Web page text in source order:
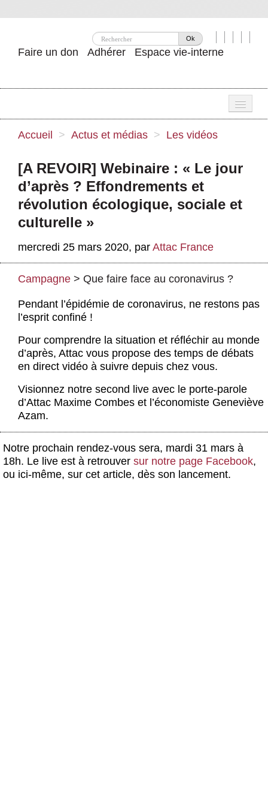
Ok
Faire un don Adhérer Espace vie-interne
Nos idées
Se mobiliser
Publications
Agenda
Actus et médias
Boutique
Accueil > Actus et médias > Les vidéos
[A REVOIR] Webinaire : « Le jour
d’après ? Effondrements et
révolution écologique, sociale et
culturelle »
mercredi 25 mars 2020, par Attac France
Campagne > Que faire face au coronavirus ?
Pendant l’épidémie de coronavirus, ne restons pas
l’esprit confiné !
Pour comprendre la situation et réfléchir au monde
d’après, Attac vous propose des temps de débats
en direct vidéo à suivre depuis chez vous.
Visionnez notre second live avec le porte-parole
d’Attac Maxime Combes et l’économiste Geneviève
Azam.
Notre prochain rendez-vous sera, mardi 31 mars à
18h. Le live est à retrouver sur notre page Facebook,
ou ici-même, sur cet article, dès son lancement.